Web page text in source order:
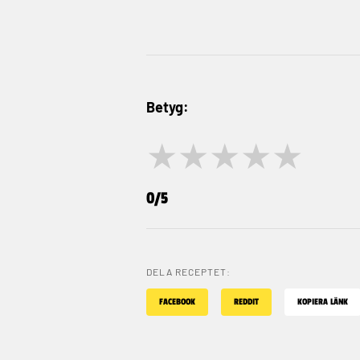
Betyg:
★
★
★
★
★
0/5
DELA RECEPTET:
FACEBOOK REDDIT KOPIERA LÄNK